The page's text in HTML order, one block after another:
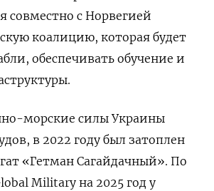
совместно с Норвегией
коалицию, которая будет
обеспечивать обучение и
морские силы Украины
в 2022 году был затоплен
«Гетман Сагайдачный». По
Military на 2025 год у